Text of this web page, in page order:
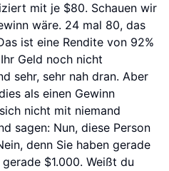
mit je $80. Schauen wir
wäre. 24 mal 80, das
ist eine Rendite von 92%
Geld noch nicht
sehr, sehr nah dran. Aber
als einen Gewinn
nicht mit niemand
sagen: Nun, diese Person
denn Sie haben gerade
$1.000. Weißt du